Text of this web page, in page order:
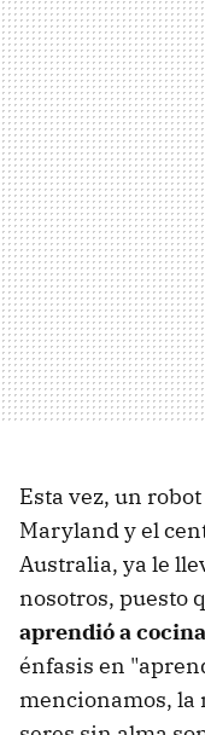
Esta vez, un
Maryland y el
Australia, ya le
nosotros, puesto
aprendió a
énfasis en
mencionamos, la